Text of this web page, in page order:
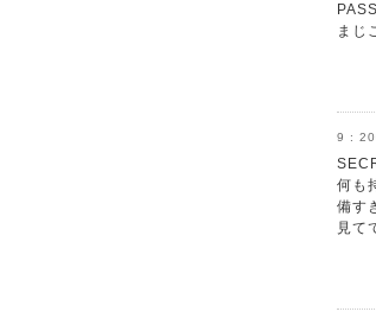
まじ
何も
備す
見て